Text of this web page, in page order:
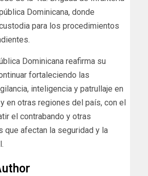
Dominicana, donde
para los procedimientos
Dominicana reafirma su
fortaleciendo las
inteligencia y patrullaje en
en otras regiones del país, con el
el contrabando y otras
que afectan la seguridad y la